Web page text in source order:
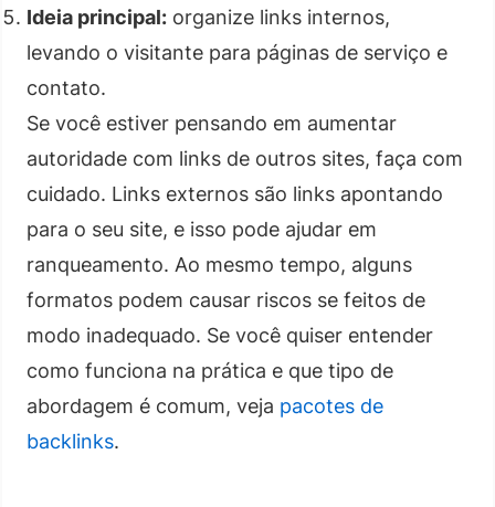
Ideia principal: organize links internos,
levando o visitante para páginas de serviço e
contato.
Se você estiver pensando em aumentar
autoridade com links de outros sites, faça com
cuidado. Links externos são links apontando
para o seu site, e isso pode ajudar em
ranqueamento. Ao mesmo tempo, alguns
formatos podem causar riscos se feitos de
modo inadequado. Se você quiser entender
como funciona na prática e que tipo de
abordagem é comum, veja pacotes de
backlinks.